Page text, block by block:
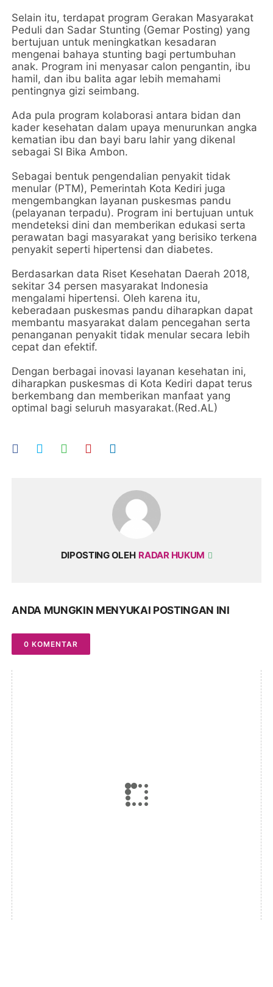
Selain itu, terdapat program Gerakan Masyarakat
Peduli dan Sadar Stunting (Gemar Posting) yang
bertujuan untuk meningkatkan kesadaran
mengenai bahaya stunting bagi pertumbuhan
anak. Program ini menyasar calon pengantin, ibu
hamil, dan ibu balita agar lebih memahami
pentingnya gizi seimbang.
Ada pula program kolaborasi antara bidan dan
kader kesehatan dalam upaya menurunkan angka
kematian ibu dan bayi baru lahir yang dikenal
sebagai SI Bika Ambon.
Sebagai bentuk pengendalian penyakit tidak
menular (PTM), Pemerintah Kota Kediri juga
mengembangkan layanan puskesmas pandu
(pelayanan terpadu). Program ini bertujuan untuk
mendeteksi dini dan memberikan edukasi serta
perawatan bagi masyarakat yang berisiko terkena
penyakit seperti hipertensi dan diabetes.
Berdasarkan data Riset Kesehatan Daerah 2018,
sekitar 34 persen masyarakat Indonesia
mengalami hipertensi. Oleh karena itu,
keberadaan puskesmas pandu diharapkan dapat
membantu masyarakat dalam pencegahan serta
penanganan penyakit tidak menular secara lebih
cepat dan efektif.
Dengan berbagai inovasi layanan kesehatan ini,
diharapkan puskesmas di Kota Kediri dapat terus
berkembang dan memberikan manfaat yang
optimal bagi seluruh masyarakat.(Red.AL)
DIPOSTING OLEH RADAR HUKUM
ANDA MUNGKIN MENYUKAI POSTINGAN INI
0 KOMENTAR